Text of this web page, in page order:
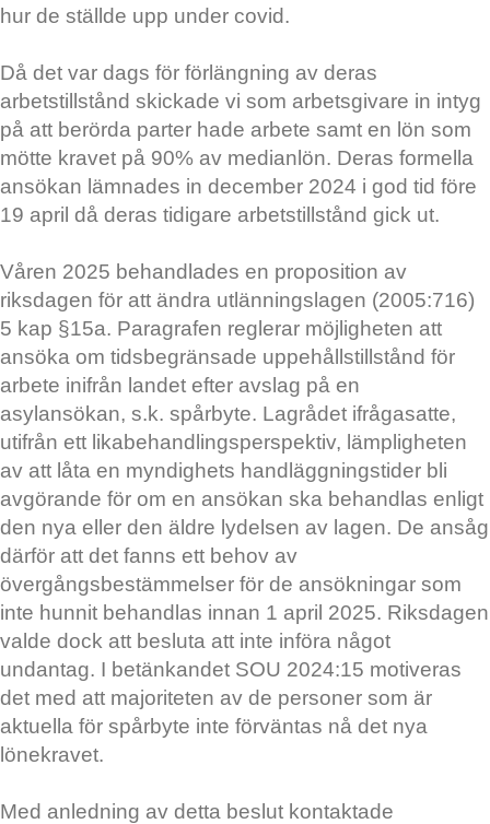
hur de ställde upp under covid.
Då det var dags för förlängning av deras
arbetstillstånd skickade vi som arbetsgivare in intyg
på att berörda parter hade arbete samt en lön som
mötte kravet på 90% av medianlön. Deras formella
ansökan lämnades in december 2024 i god tid före
19 april då deras tidigare arbetstillstånd gick ut.
Våren 2025 behandlades en proposition av
riksdagen för att ändra utlänningslagen (2005:716)
5 kap §15a. Paragrafen reglerar möjligheten att
ansöka om tidsbegränsade uppehållstillstånd för
arbete inifrån landet efter avslag på en
asylansökan, s.k. spårbyte. Lagrådet ifrågasatte,
utifrån ett likabehandlingsperspektiv, lämpligheten
av att låta en myndighets handläggningstider bli
avgörande för om en ansökan ska behandlas enligt
den nya eller den äldre lydelsen av lagen. De ansåg
därför att det fanns ett behov av
övergångsbestämmelser för de ansökningar som
inte hunnit behandlas innan 1 april 2025. Riksdagen
valde dock att besluta att inte införa något
undantag. I betänkandet SOU 2024:15 motiveras
det med att majoriteten av de personer som är
aktuella för spårbyte inte förväntas nå det nya
lönekravet.
Med anledning av detta beslut kontaktade